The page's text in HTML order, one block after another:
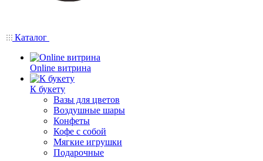
Каталог
Online витрина
К букету
Вазы для цветов
Воздушные шары
Конфеты
Кофе с собой
Мягкие игрушки
Подарочные